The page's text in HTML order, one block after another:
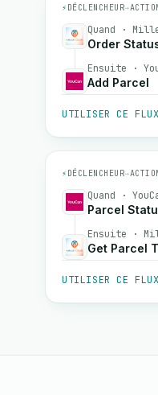
⚡ DÉCLENCHEUR→
Quand ·
Order
Ensuite ·
Add Parcel
UTILISER CE
⚡ DÉCLENCHEUR→
Quand ·
Parcel
Ensuite ·
Get Parcel
UTILISER CE